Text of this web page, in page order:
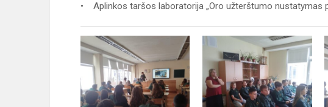
• Aplinkos taršos laboratorija „Oro užterštumo nustatymas